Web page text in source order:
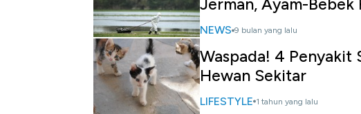
Jerman, Ayam-Bebek
NEWS 9 bulan yang lalu
Waspada! 4 Penyakit
Hewan Sekitar
LIFESTYLE 1 tahun yang lalu